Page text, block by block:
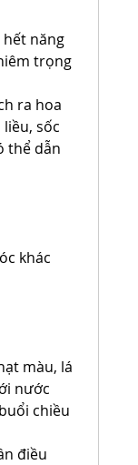
năng
trọng
ra hoa
sốc
thể dẫn
khác
màu, lá
nước
chiều
điều